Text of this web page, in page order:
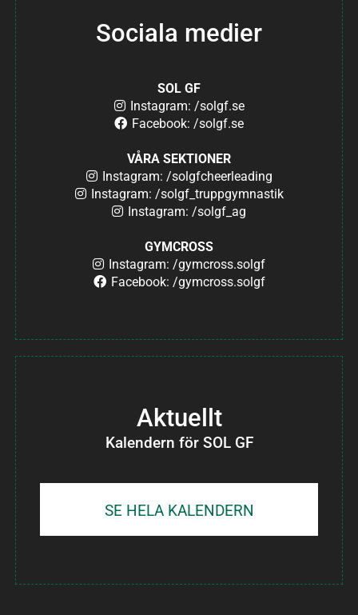
Sociala medier
SOL GF
Instagram: /solgf.se
Facebook: /solgf.se
VÅRA SEKTIONER
Instagram: /solgfcheerleading
Instagram: /solgf_truppgymnastik
Instagram: /solgf_ag
GYMCROSS
Instagram: /gymcross.solgf
Facebook: /gymcross.solgf
Aktuellt
Kalendern för SOL GF
SE HELA KALENDERN